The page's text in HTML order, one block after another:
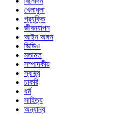
খেলাধুলা
প্রযুক্তি
জীবনযাপন
আইন অঙ্গন
ভিডিও
মতামত
সম্পাদকীয়
স্বাস্থ্য
চাকরি
ধর্ম
সাহিত্য
অন্যান্য